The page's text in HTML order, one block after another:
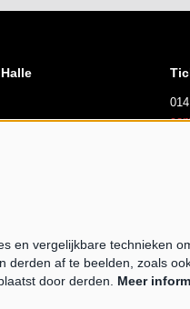
en vergelijkbare technieken
derden af te beelden, zoals
door derden. Meer